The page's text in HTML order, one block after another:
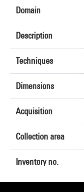
Domain
Description
Techniques
Dimensions
Acquisition
Collection area
Inventory no.